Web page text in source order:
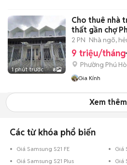
1 phút trước 8
Cho thuê nhà
thất gần chợ
2 PN Nhà ngõ,
9 triệu/tháng
Phường Phú
Gia Kính
Xem thêm
Các từ khóa phổ biến
Giá Samsung S21 FE
Giá
Giá Samsung S21 Plus
Giá